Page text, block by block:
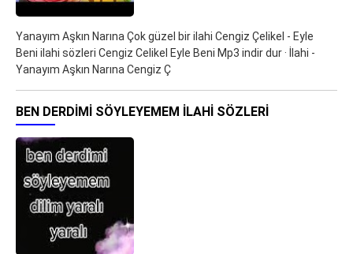
Yanayım Aşkın Narına Çok güzel bir ilahi Cengiz Çelikel - Eyle
Beni ilahi sözleri Cengiz Celikel Eyle Beni Mp3 indir dur · İlahi -
Yanayım Aşkın Narına Cengiz Ç
BEN DERDIMI SÖYLEYEMEM ILAHI SÖZLERI